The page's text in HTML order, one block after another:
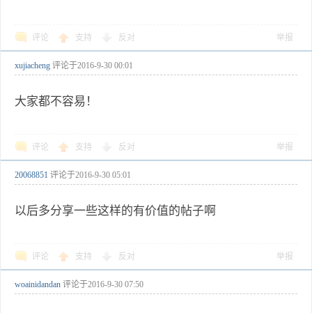
评论 支持 反对 举报
xujiacheng 评论于2016-9-30 00:01
大家都不容易！
评论 支持 反对 举报
20068851 评论于2016-9-30 05:01
以后多分享一些这样的有价值的帖子啊
评论 支持 反对 举报
woainidandan 评论于2016-9-30 07:50